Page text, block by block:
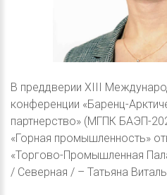
В преддверии XIII
конференции «Баренц-
партнерство» (МГПК БАЭП-
«Горная промышленность»
«Торгово-Промышленная
/ Северная / – Татьяна